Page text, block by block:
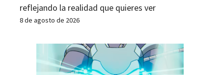
reflejando la realidad que quieres ver
8 de agosto de 2026